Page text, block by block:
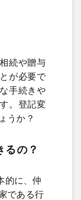
続や贈与
が必要で
手続きや
。登記変
うか？
るの？
的に、仲
である行